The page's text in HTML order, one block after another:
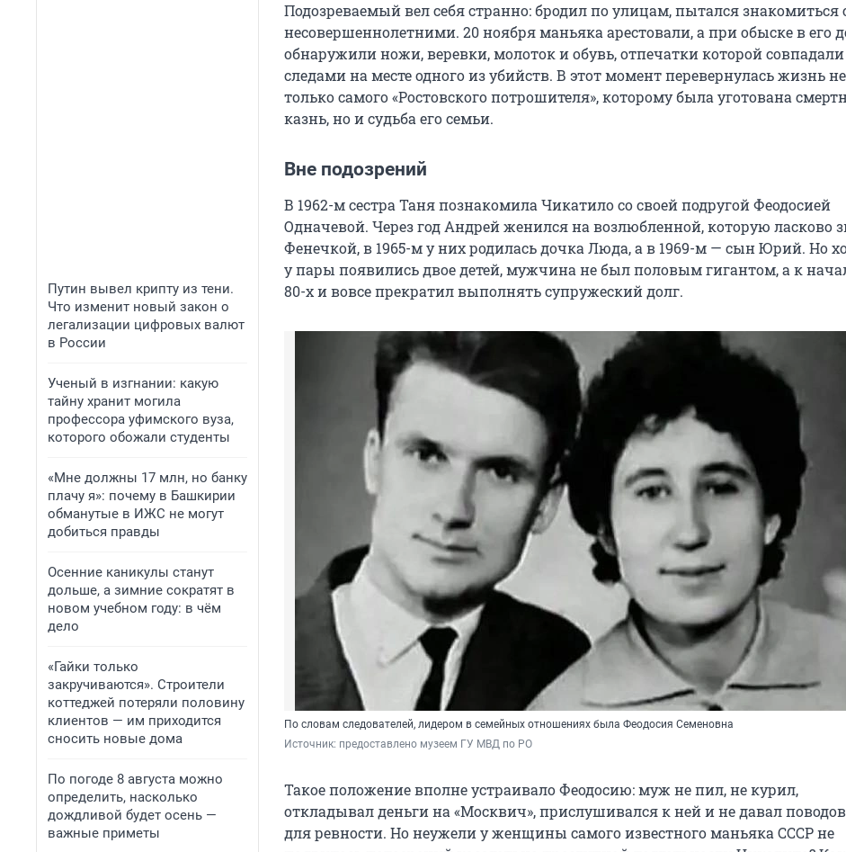
Путин вывел крипту из тени.
Что изменит новый закон о
легализации цифровых валют
в России
Ученый в изгнании: какую
тайну хранит могила
профессора уфимского вуза,
которого обожали студенты
«Мне должны 17 млн, но банку
плачу я»: почему в Башкирии
обманутые в ИЖС не могут
добиться правды
Осенние каникулы станут
дольше, а зимние сократят в
новом учебном году: в чём
дело
«Гайки только
закручиваются». Строители
коттеджей потеряли половину
клиентов — им приходится
сносить новые дома
По погоде 8 августа можно
определить, насколько
дождливой будет осень —
важные приметы
Подозреваемый вел себя странно: бродил по улицам, пытался знакомиться
несовершеннолетними. 20 ноября маньяка арестовали, а при обыске в его
обнаружили ножи, веревки, молоток и обувь, отпечатки которой совпадали
следами на месте одного из убийств. В этот момент перевернулась жизнь не
только самого «Ростовского потрошителя», которому была уготована
казнь, но и судьба его семьи.
Вне подозрений
В 1962-м сестра Таня познакомила Чикатило со своей подругой Феодосией
Одначевой. Через год Андрей женился на возлюбленной, которую ласково
Фенечкой, в 1965-м у них родилась дочка Люда, а в 1969-м — сын Юрий. Но
у пары появились двое детей, мужчина не был половым гигантом, а к
80-х и вовсе прекратил выполнять супружеский долг.
По словам следователей, лидером в семейных отношениях была Феодосия Семеновна
Источник: предоставлено музеем ГУ МВД по РО
Такое положение вполне устраивало Феодосию: муж не пил, не курил,
откладывал деньги на «Москвич», прислушивался к ней и не давал поводов
для ревности. Но неужели у женщины самого известного маньяка СССР не